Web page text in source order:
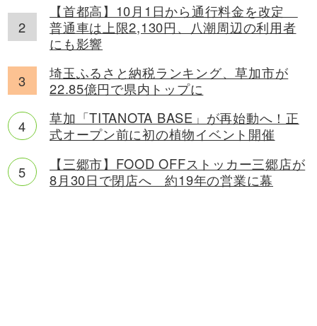
【首都高】10月1日から通行料金を改定
普通車は上限2,130円、八潮周辺の利用者
にも影響
埼玉ふるさと納税ランキング、草加市が
22.85億円で県内トップに
草加「TITANOTA BASE」が再始動へ！正
式オープン前に初の植物イベント開催
【三郷市】FOOD OFFストッカー三郷店が
8月30日で閉店へ 約19年の営業に幕